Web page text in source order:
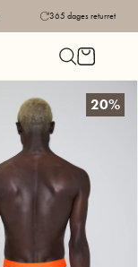
365 dages returret
20%